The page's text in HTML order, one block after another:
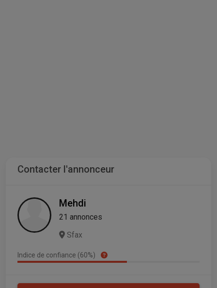
Contacter l'annonceur
Mehdi
21 annonces
Sfax
Indice de confiance (60%)